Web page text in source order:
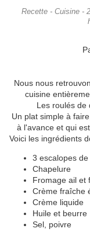
Recette - Cuisine -
Nous nous
cuisine
Les roulés de
Un plat simple à
à l'avance et qui
Voici les ingrédients
3 escalopes
Chapelure
Fromage ail et
Crème fraîche
Crème liquide
Huile et beurre
Sel, poivre